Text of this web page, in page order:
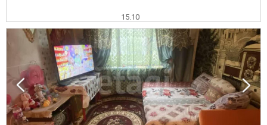
15.10